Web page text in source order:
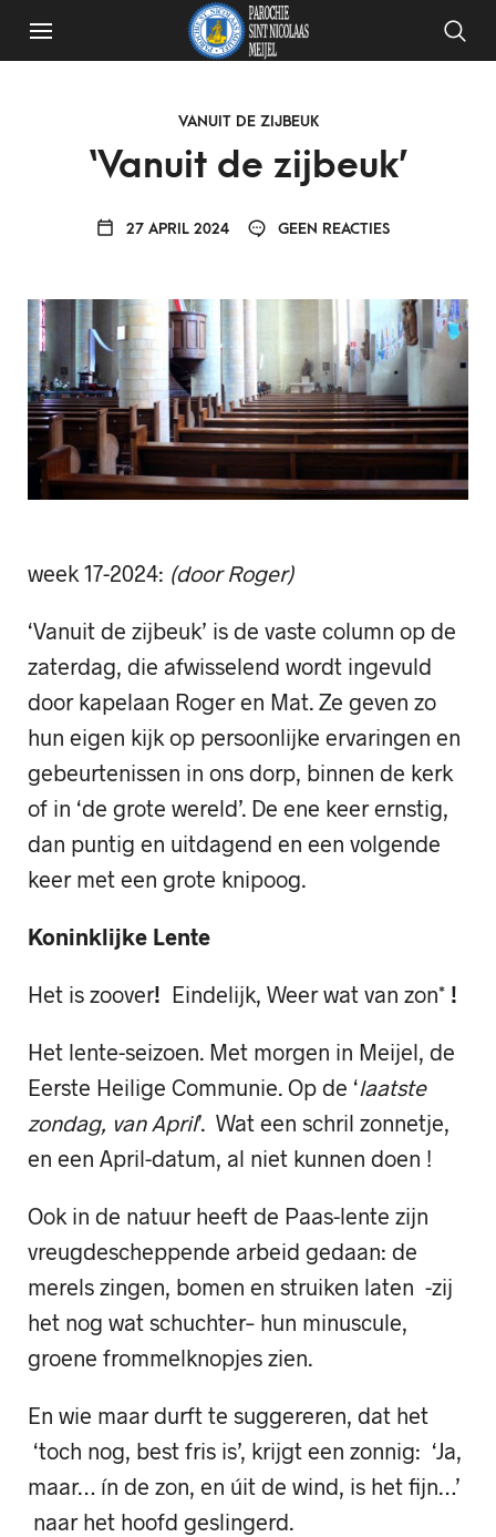
VANUIT DE ZIJBEUK
‘Vanuit de zijbeuk’
27 APRIL 2024 GEEN REACTIES
week 17-2024: (door Roger)
‘Vanuit de zijbeuk’ is de vaste column op de
zaterdag, die afwisselend wordt ingevuld
door kapelaan Roger en Mat. Ze geven zo
hun eigen kijk op persoonlijke ervaringen en
gebeurtenissen in ons dorp, binnen de kerk
of in ‘de grote wereld’. De ene keer ernstig,
dan puntig en uitdagend en een volgende
keer met een grote knipoog.
Koninklijke Lente
Het is zoover! Eindelijk, Weer wat van zon* !
Het lente-seizoen. Met morgen in Meijel, de
Eerste Heilige Communie. Op de ‘laatste
zondag, van April’. Wat een schril zonnetje,
en een April-datum, al niet kunnen doen !
Ook in de natuur heeft de Paas-lente zijn
vreugdescheppende arbeid gedaan: de
merels zingen, bomen en struiken laten -zij
het nog wat schuchter– hun minuscule,
groene frommelknopjes zien.
En wie maar durft te suggereren, dat het
‘toch nog, best fris is’, krijgt een zonnig: ‘Ja,
maar… ín de zon, en úit de wind, is het fijn…’
naar het hoofd geslingerd.